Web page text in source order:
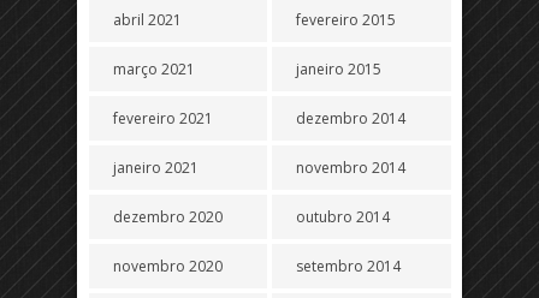
abril 2021
março 2021
fevereiro 2021
janeiro 2021
dezembro 2020
novembro 2020
fevereiro 2015
janeiro 2015
dezembro 2014
novembro 2014
outubro 2014
setembro 2014